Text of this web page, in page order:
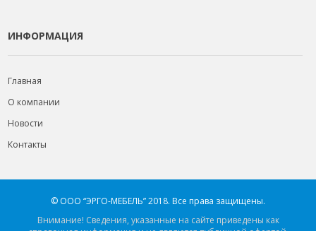
ИНФОРМАЦИЯ
Главная
О компании
Новости
Контакты
© ООО “ЭРГО-МЕБЕЛЬ” 2018. Все права защищены.
Внимание! Сведения, указанные на сайте приведены как